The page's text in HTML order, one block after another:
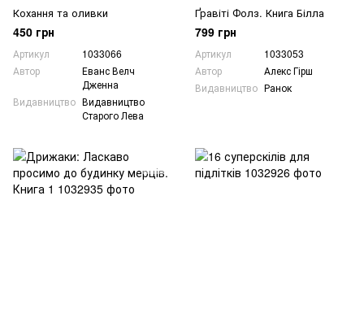
Кохання та оливки
450 грн
Артикул
1033066
Автор
Еванс Велч
Дженна
Видавництво Видавництво
Старого Лева
Ґравіті Фолз. Книга Білла
799 грн
Артикул
1033053
Автор
Алекс Гірш
Видавництво Ранок